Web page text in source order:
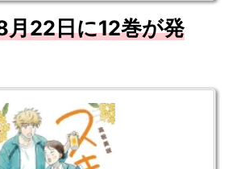
月22日に12巻が発